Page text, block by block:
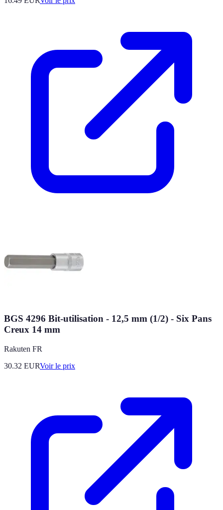
BGS 4296 Bit-utilisation - 12,5 mm (1/2) - Six Pans
Creux 14 mm
Rakuten FR
30.32 EURVoir le prix